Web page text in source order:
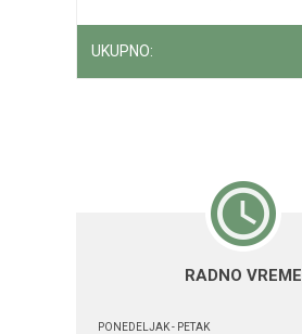
UKUPNO:
RADNO VREME
PONEDELJAK - PETAK